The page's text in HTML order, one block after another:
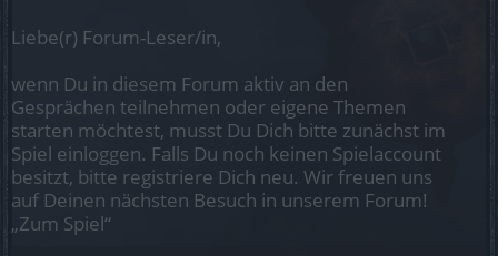
Liebe(r) Forum-Leser/in,
wenn Du in diesem Forum aktiv an den
Gesprächen teilnehmen oder eigene Themen
starten möchtest, musst Du Dich bitte zunächst im
Spiel einloggen. Falls Du noch keinen Spielaccount
besitzt, bitte registriere Dich neu. Wir freuen uns
auf Deinen nächsten Besuch in unserem Forum!
„Zum Spiel“